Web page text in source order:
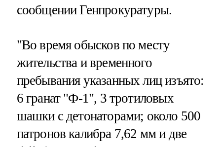
сообщении Генпрокуратуры.
"Во время обысков по месту
жительства и временного
пребывания указанных лиц изъято:
6 гранат "Ф-1", 3 тротиловых
шашки с детонаторами; около 500
патронов калибра 7,62 мм и две